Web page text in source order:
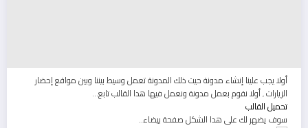
أولا يجب علينا إنشاء مدونة حيت ذلك المدونة تعمل وسيط بيننا وبين مواقع إحضار
الزيارات ٬ أولا نقوم بعمل مدونة ونعمل فيها هدا القالب تابع…
تحميل القالب
سوف يضهر لك على هدا الشكل صفحة بيضاء..